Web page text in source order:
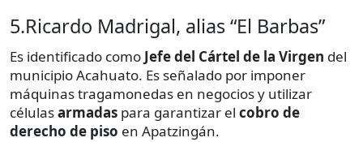
5.Ricardo Madrigal, alias “El Barbas”
Es identificado como Jefe del Cártel de la Virgen del
municipio Acahuato. Es señalado por imponer
máquinas tragamonedas en negocios y utilizar
célulasarmadas para garantizar el cobro de
derecho de piso en Apatzingán.